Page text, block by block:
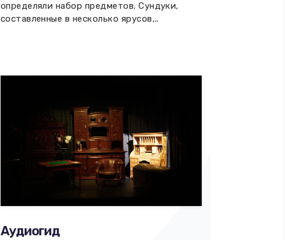
определяли набор предметов. Сундуки,
составленные в несколько ярусов,..
Аудиогид